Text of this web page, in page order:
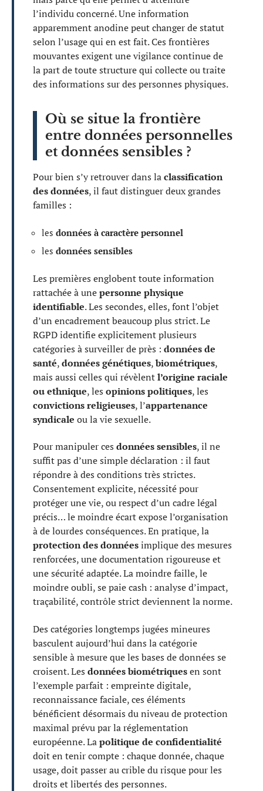
l’individu concerné. Une information
apparemment anodine peut changer de statut
selon l’usage qui en est fait. Ces frontières
mouvantes exigent une vigilance continue de
la part de toute structure qui collecte ou traite
des informations sur des personnes physiques.
Où se situe la frontière
entre données personnelles
et données sensibles ?
Pour bien s’y retrouver dans laclassification
des données, il faut distinguer deux grandes
familles :
les données à caractère personnel
les données sensibles
Les premières englobent toute information
rattachée à unepersonne physique
identifiable. Les secondes, elles, font l’objet
d’un encadrement beaucoup plus strict. Le
RGPD identifie explicitement plusieurs
catégories à surveiller de près : données de
santé,données génétiques,biométriques,
mais aussi celles qui révèlentl’origine raciale
ou ethnique, les opinions politiques, les
convictions religieuses, l’appartenance
syndicale ou la vie sexuelle.
Pour manipuler ces données sensibles, il ne
suffit pas d’une simple déclaration : il faut
répondre à des conditions très strictes.
Consentement explicite, nécessité pour
protéger une vie, ou respect d’un cadre légal
précis… le moindre écart expose l’organisation
à de lourdes conséquences. En pratique, la
protection des donnéesimplique des mesures
renforcées, une documentation rigoureuse et
une sécurité adaptée. La moindre faille, le
moindre oubli, se paie cash : analyse d’impact,
traçabilité, contrôle strict deviennent la norme.
Des catégories longtemps jugées mineures
basculent aujourd’hui dans la catégorie
sensible à mesure que les bases de données se
croisent. Les données biométriquesen sont
l’exemple parfait : empreinte digitale,
reconnaissance faciale, ces éléments
bénéficient désormais du niveau de protection
maximal prévu par la réglementation
européenne. Lapolitique de confidentialité
doit en tenir compte : chaque donnée, chaque
usage, doit passer au crible du risque pour les
droits et libertés des personnes.